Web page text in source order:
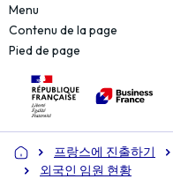
Menu
Contenu de la page
Pied de page
Accueil 프랑스에 진출하기
외국인 임원 현황